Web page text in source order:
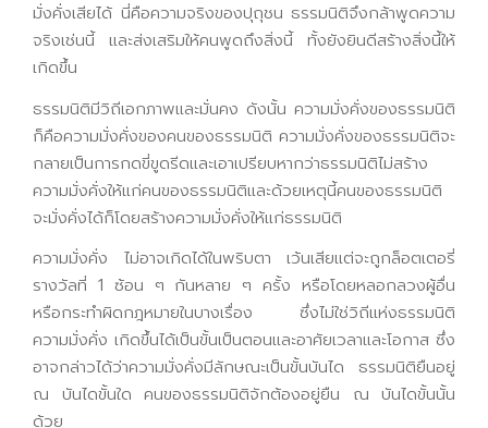
มั่งคั่งเสียได้ นี่คือความจริงของปุถุชน ธรรมนิติจึงกล้าพูดความ
จริงเช่นนี้ และส่งเสริมให้คนพูดถึงสิ่งนี้ ทั้งยังยินดีสร้างสิ่งนี้ให้
เกิดขึ้น
ธรรมนิติมีวิถีเอกภาพและมั่นคง ดังนั้น ความมั่งคั่งของธรรมนิติ
ก็คือความมั่งคั่งของคนของธรรมนิติ ความมั่งคั่งของธรรมนิติจะ
กลายเป็นการกดขี่ขูดรีดและเอาเปรียบหากว่าธรรมนิติไม่สร้าง
ความมั่งคั่งให้แก่คนของธรรมนิติและด้วยเหตุนี้คนของธรรมนิติ
จะมั่งคั่งได้ก็โดยสร้างความมั่งคั่งให้แก่ธรรมนิติ
ความมั่งคั่ง ไม่อาจเกิดได้ในพริบตา เว้นเสียแต่จะถูกล็อตเตอรี่
รางวัลที่ 1 ซ้อน ๆ กันหลาย ๆ ครั้ง หรือโดยหลอกลวงผู้อื่น
หรือกระทำผิดกฎหมายในบางเรื่อง ซึ่งไม่ใช่วิถีแห่งธรรมนิติ
ความมั่งคั่ง เกิดขึ้นได้เป็นขั้นเป็นตอนและอาศัยเวลาและโอกาส ซึ่ง
อาจกล่าวได้ว่าความมั่งคั่งมีลักษณะเป็นขั้นบันได ธรรมนิติยืนอยู่
ณ บันไดขั้นใด คนของธรรมนิติจักต้องอยู่ยืน ณ บันไดขั้นนั้น
ด้วย